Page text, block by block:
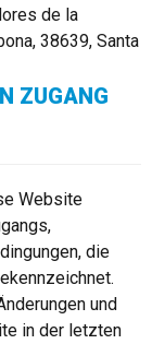
de la
38639, Santa
ZUGANG
Website
die
und
in der letzten